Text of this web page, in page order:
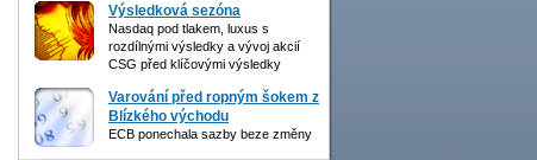
Výsledková sezóna
Nasdaq pod tlakem, luxus s
rozdílnými výsledky a vývoj akcií
CSG před klíčovými výsledky
Varování před ropným šokem z
Blízkého východu
ECB ponechala sazby beze změny